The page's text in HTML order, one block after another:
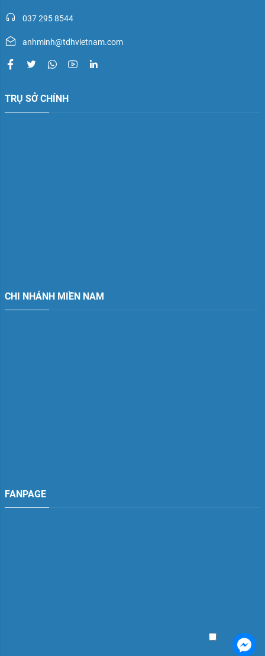
037 295 8544
anhminh@tdhvietnam.com
TRỤ SỞ CHÍNH
CHI NHÁNH MIỀN NAM
FANPAGE